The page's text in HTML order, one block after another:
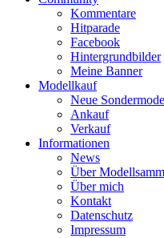
Kommentare
Hitparade
Facebook
Hintergrundbilder
Meine Banner
Modellkauf
Neue
Ankauf
Verkauf
Informationen
News
Über
Über mich
Kontakt
Datenschutz
Impressum